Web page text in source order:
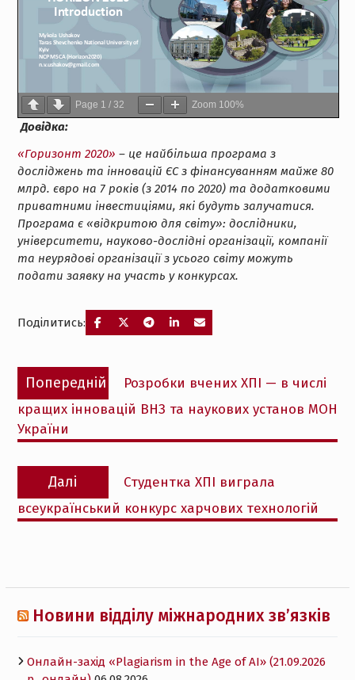
Page 1 / 32 Zoom 100%
Довідка:
«Горизонт 2020» – це найбільша програма з
досліджень та інновацій ЄС з фінансуванням майже 80
млрд. євро на 7 років (з 2014 по 2020) та додатковими
приватними інвестиціями, які будуть залучатися.
Програма є «відкритою для світу»: дослідники,
університети, науково-дослідні організації, компанії
та неурядові організації з усього світу можуть
подати заявку на участь у конкурсах.
Поділитись:
Навігація
записів
Попередній
Попередній
запис:
Розробки вчених ХПІ — в числі
кращих інновацій ВНЗ та наукових установ МОН
України
Далі
Наступний
запис:
Студентка ХПІ виграла
всеукраїнський конкурс харчових технологій
Новини відділу міжнародних зв’язків
Онлайн-захід «Plagiarism in the Age of AI» (21.09.2026